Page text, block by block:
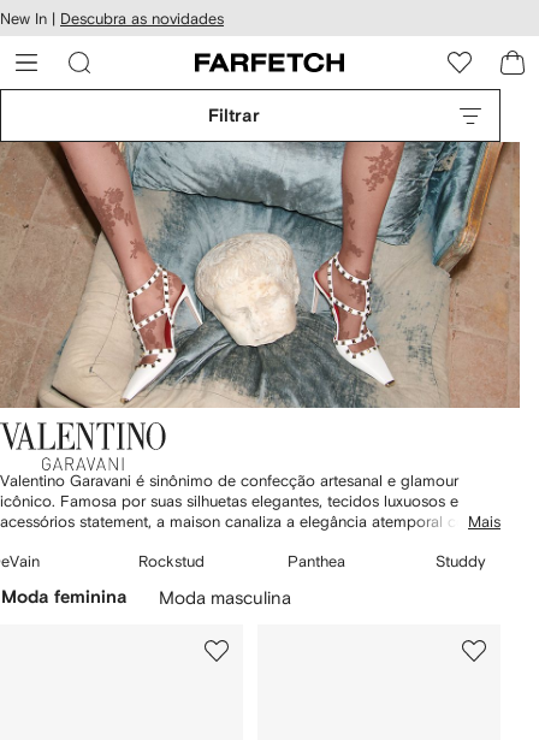
o
New In | Descubra as novidades
Filtrar
Valentino Garavani é sinônimo de confecção artesanal e glamour
icônico. Famosa por suas silhuetas elegantes, tecidos luxuosos e
acessórios statement, a maison canaliza a elegância atemporal com
bolsas exclusivas, explore Valentino Garavani para mulheres na
Mais
carrossel
2
Rockstud
3
5
Panthea
4
Studdy
Moda feminina Moda masculina